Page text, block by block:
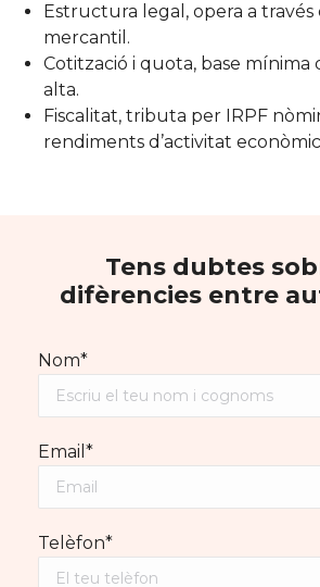
Estructura legal, opera a través
mercantil.
Cotització i quota, base mínima
alta.
Fiscalitat, tributa per IRPF
rendiments d’activitat
Tens dubtes
difèrencies entre
Nom*
Email*
Telèfon*